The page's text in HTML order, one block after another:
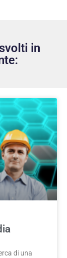
in
di una